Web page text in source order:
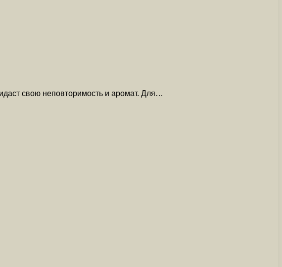
свою неповторимость и аромат. Для…